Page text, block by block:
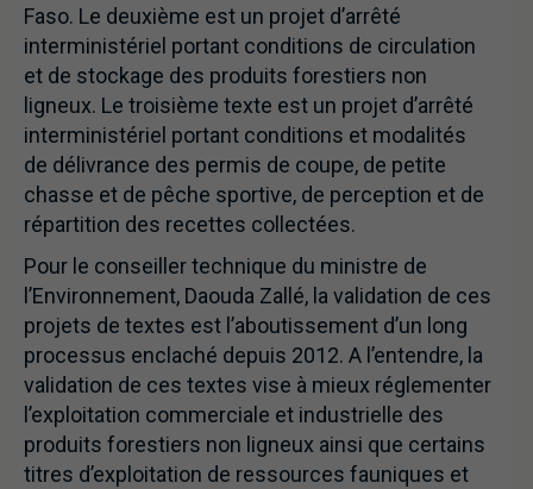
Faso. Le deuxième est un projet d’arrêté
interministériel portant conditions de circulation
et de stockage des produits forestiers non
ligneux. Le troisième texte est un projet d’arrêté
interministériel portant conditions et modalités
de délivrance des permis de coupe, de petite
chasse et de pêche sportive, de perception et de
répartition des recettes collectées.
Pour le conseiller technique du ministre de
l’Environnement, Daouda Zallé, la validation de ces
projets de textes est l’aboutissement d’un long
processus enclaché depuis 2012. A l’entendre, la
validation de ces textes vise à mieux réglementer
l’exploitation commerciale et industrielle des
produits forestiers non ligneux ainsi que certains
titres d’exploitation de ressources fauniques et